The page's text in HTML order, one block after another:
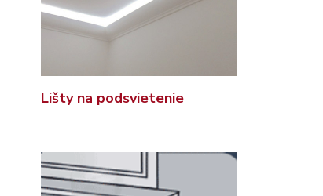
Lišty na podsvietenie